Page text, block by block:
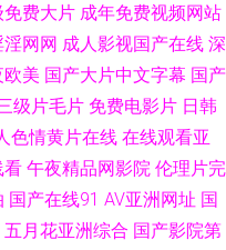
Av第一页 超碰av人人 久久不射
美日韩A片 超碰人人操人人妻 老
欧美A√ 亚洲成人午夜天堂 操逼
免费大片 成年免费视频网站
淫网网 成人影视国产在线 深
欧美 国产大片中文字幕 国产
级片毛片 免费电影片 日韩
色情黄片在线 在线观看亚
看 午夜精品网影院 伦理片完
国产在线91 AV亚洲网址 国
五月花亚洲综合 国产影院第